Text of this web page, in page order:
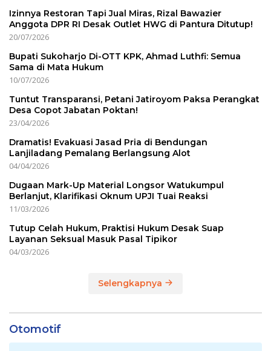
Izinnya Restoran Tapi Jual Miras, Rizal Bawazier
Anggota DPR RI Desak Outlet HWG di Pantura Ditutup!
20/07/2026
Bupati Sukoharjo Di-OTT KPK, Ahmad Luthfi: Semua
Sama di Mata Hukum
10/07/2026
Tuntut Transparansi, Petani Jatiroyom Paksa Perangkat
Desa Copot Jabatan Poktan!
23/04/2026
Dramatis! Evakuasi Jasad Pria di Bendungan
Lanjiladang Pemalang Berlangsung Alot
04/04/2026
Dugaan Mark-Up Material Longsor Watukumpul
Berlanjut, Klarifikasi Oknum UPJI Tuai Reaksi
11/03/2026
Tutup Celah Hukum, Praktisi Hukum Desak Suap
Layanan Seksual Masuk Pasal Tipikor
04/03/2026
Selengkapnya
Otomotif